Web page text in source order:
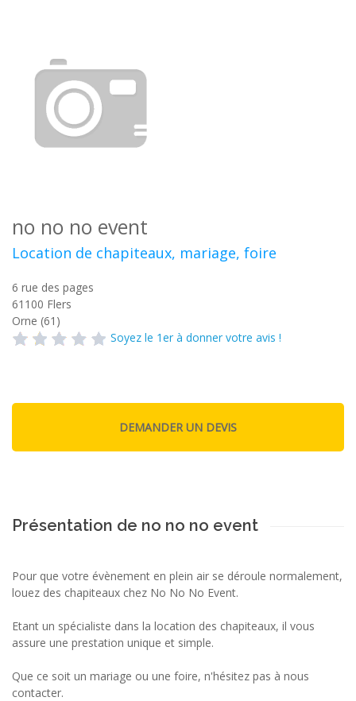
no no no event
Location de chapiteaux, mariage, foire
6 rue des pages
61100 Flers
Orne (61)
Soyez le 1er à donner votre avis !
Présentation de no no no event
Pour que votre évènement en plein air se déroule normalement,
louez des chapiteaux chez No No No Event.
Etant un spécialiste dans la location des chapiteaux, il vous
assure une prestation unique et simple.
Que ce soit un mariage ou une foire, n'hésitez pas à nous
contacter.